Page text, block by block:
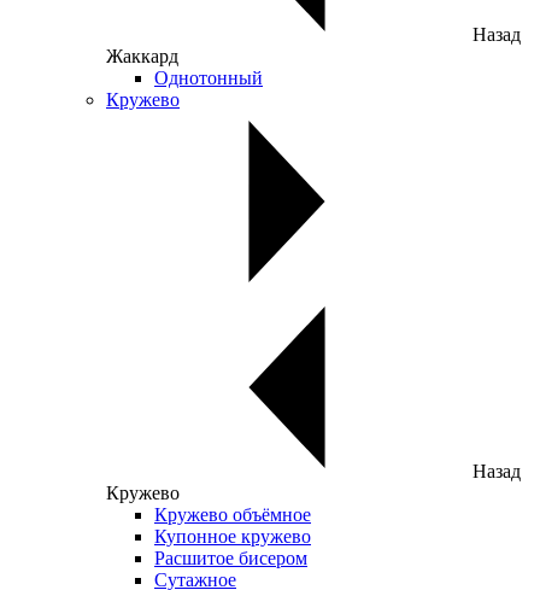
Назад
Жаккард
Однотонный
Кружево
Назад
Кружево
Кружево объёмное
Купонное кружево
Расшитое бисером
Сутажное